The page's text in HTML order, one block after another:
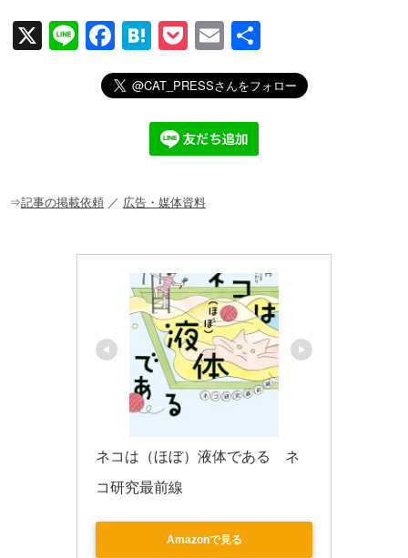
X
Li
F
a
c
o
H
at
e
n
a
P
o
ck
et
E
m
ail
有
⇒記事の掲載依頼 ／ 広告・媒体資料
ネコは（ほぼ）液体である　ネ
コ研究最前線
Amazonで見る